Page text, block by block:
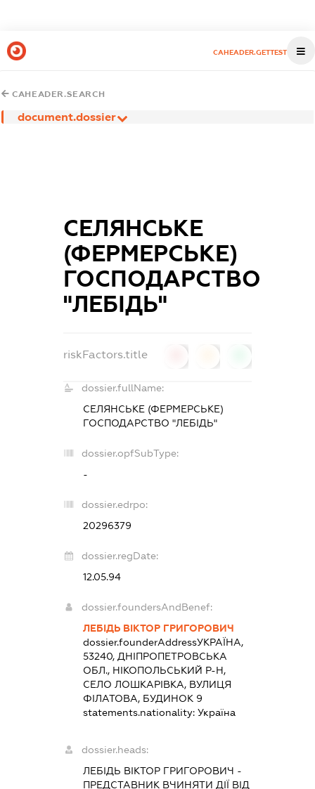
CAHEADER.GETTEST
CAHEADER.SEARCH
document.dossier
СЕЛЯНСЬКЕ
(ФЕРМЕРСЬКЕ)
ГОСПОДАРСТВО
"ЛЕБІДЬ"
riskFactors.title
dossier.fullName:
СЕЛЯНСЬКЕ (ФЕРМЕРСЬКЕ)
ГОСПОДАРСТВО "ЛЕБІДЬ"
dossier.opfSubType:
-
dossier.edrpo:
20296379
dossier.regDate:
12.05.94
dossier.foundersAndBenef:
ЛЕБІДЬ ВІКТОР ГРИГОРОВИЧ
dossier.founderAddressУКРАЇНА,
53240, ДНІПРОПЕТРОВСЬКА
ОБЛ., НІКОПОЛЬСЬКИЙ Р-Н,
СЕЛО ЛОШКАРІВКА, ВУЛИЦЯ
ФІЛАТОВА, БУДИНОК 9
statements.nationality: Україна
dossier.heads:
ЛЕБІДЬ ВІКТОР ГРИГОРОВИЧ -
ПРЕДСТАВНИК ВЧИНЯТИ ДІЇ ВІД